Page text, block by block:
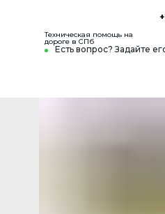
Есть вопрос? Задайте
Техническая помощь на
дороге в СПб